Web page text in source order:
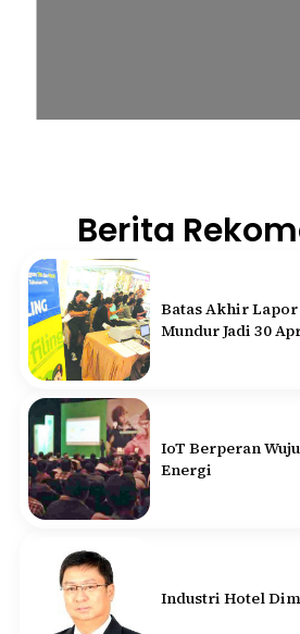
Berita
Batas Akhir
Mundur Jadi 30
IoT Berperan
Energi
Industri Hotel